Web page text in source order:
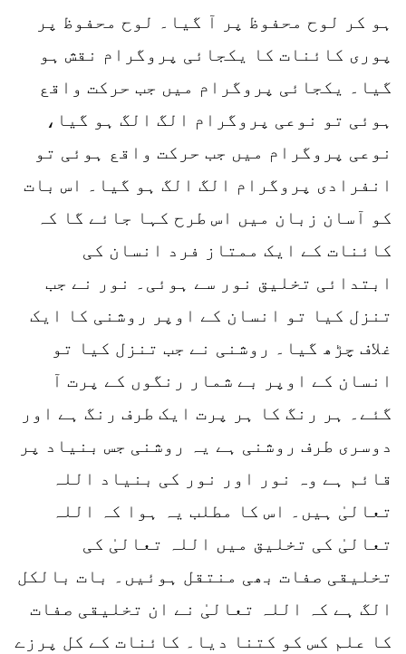
ہو کر لوح محفوظ پر آ گیا۔ لوح محفوظ پر
پوری کائنات کا یکجائی پروگرام نقش ہو
گیا۔ یکجائی پروگرام میں جب حرکت واقع
ہوئی تو نوعی پروگرام الگ الگ ہو گیا،
نوعی پروگرام میں جب حرکت واقع ہوئی تو
انفرادی پروگرام الگ الگ ہو گیا۔ اس بات
کو آسان زبان میں اس طرح کہا جائے گا کہ
کائنات کے ایک ممتاز فرد انسان کی
ابتدائی تخلیق نور سے ہوئی۔ نور نے جب
تنزل کیا تو انسان کے اوپر روشنی کا ایک
غلاف چڑھ گیا۔ روشنی نے جب تنزل کیا تو
انسان کے اوپر بے شمار رنگوں کے پرت آ
گئے۔ ہر رنگ کا ہر پرت ایک طرف رنگ ہے اور
دوسری طرف روشنی ہے یہ روشنی جس بنیاد پر
قائم ہے وہ نور اور نور کی بنیاد اللہ
تعالیٰ ہیں۔ اس کا مطلب یہ ہوا کہ اللہ
تعالیٰ کی تخلیق میں اللہ تعالیٰ کی
تخلیقی صفات بھی منتقل ہوئیں۔ بات بالکل
الگ ہے کہ اللہ تعالیٰ نے ان تخلیقی صفات
کا علم کس کو کتنا دیا۔ کائنات کے کل پرزے